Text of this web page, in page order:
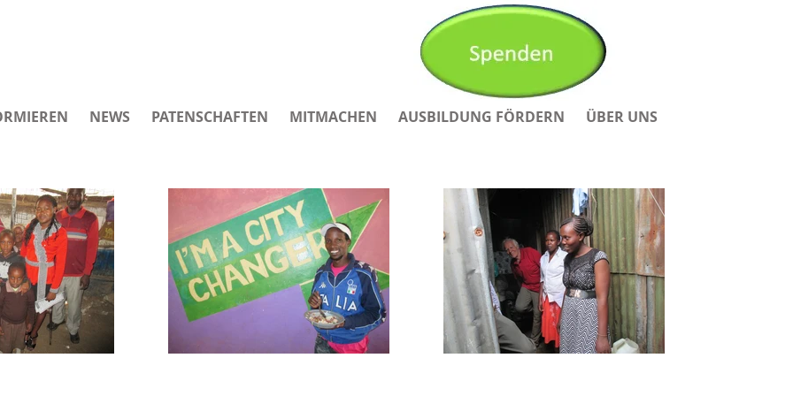
NEWS PATENSCHAFTEN MITMACHEN AUSBILDUNG FÖRDERN ÜBER UNS